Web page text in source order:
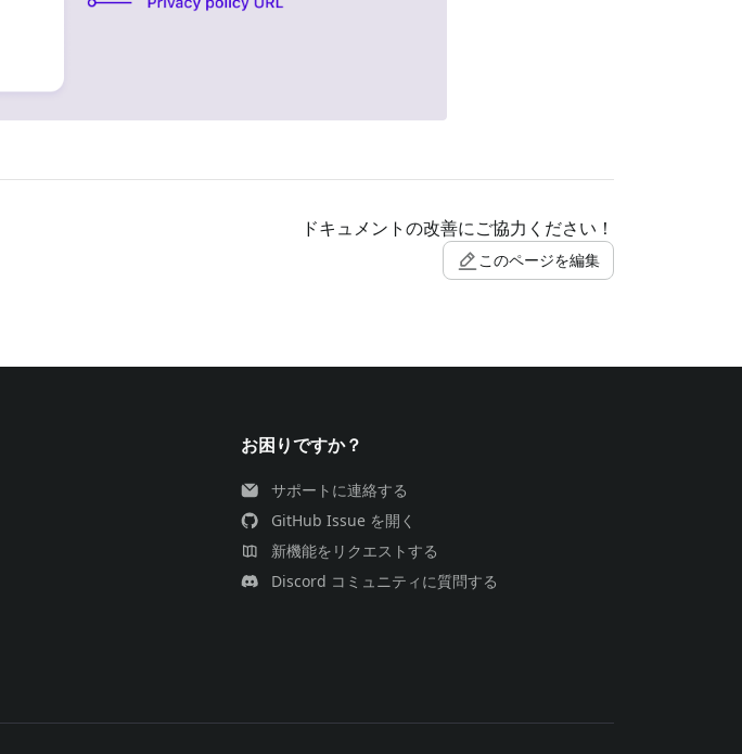
ドキュメントの改善にご協力ください！
このページを編集
お困りですか？
サポートに連絡する
GitHub Issue を開く
新機能をリクエストする
Discord コミュニティに質問する